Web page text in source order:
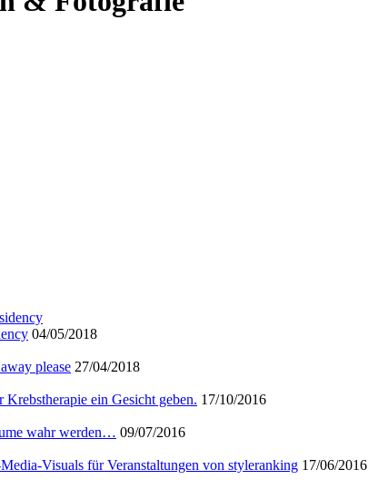
04/05/2018
please 27/04/2018
Krebstherapie ein Gesicht geben. 17/10/2016
wahr werden… 09/07/2016
Visuals für Veranstaltungen von styleranking 17/06/2016